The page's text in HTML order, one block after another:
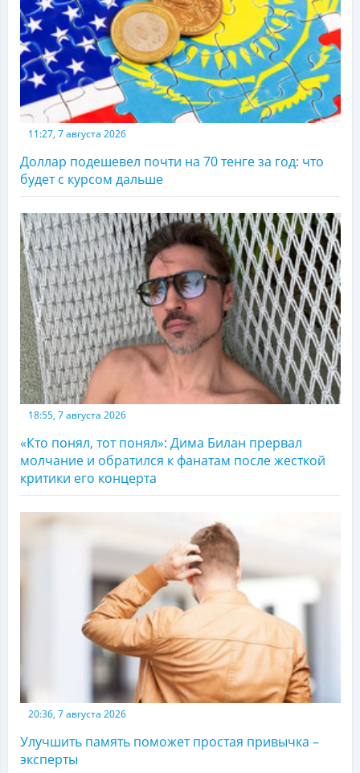
11:27, 7 августа 2026
Доллар подешевел почти на 70 тенге за год: что
будет с курсом дальше
18:55, 7 августа 2026
«Кто понял, тот понял»: Дима Билан прервал
молчание и обратился к фанатам после жесткой
критики его концерта
20:36, 7 августа 2026
Улучшить память поможет простая привычка –
эксперты